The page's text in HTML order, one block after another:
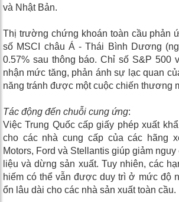
và Nhật Bản.
Thị trường chứng khoán toàn cầu phản
số MSCI châu Á - Thái Bình Dương
0.57% sau thông báo. Chỉ số S&P 500
nhận mức tăng, phản ánh sự lạc quan
năng tránh được một cuộc chiến thương
Tác động đến chuỗi cung ứng:
Việc Trung Quốc cấp giấy phép xuất
cho các nhà cung cấp của các hãng
Motors, Ford và Stellantis giúp giảm
liệu và dừng sản xuất. Tuy nhiên, các
hiếm có thể vẫn được duy trì ở mức độ
ổn lâu dài cho các nhà sản xuất toàn cầu.